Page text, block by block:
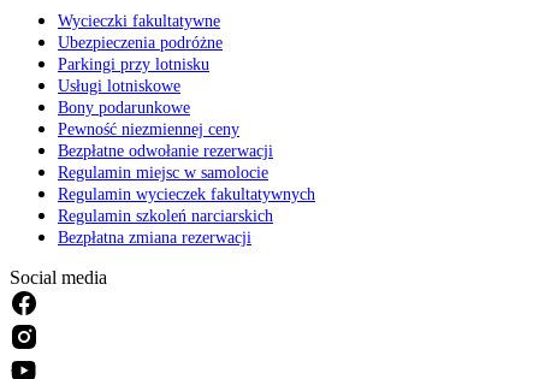
Wycieczki fakultatywne
Ubezpieczenia podróżne
Parkingi przy lotnisku
Usługi lotniskowe
Bony podarunkowe
Pewność niezmiennej ceny
Bezpłatne odwołanie rezerwacji
Regulamin miejsc w samolocie
Regulamin wycieczek fakultatywnych
Regulamin szkoleń narciarskich
Bezpłatna zmiana rezerwacji
Social media